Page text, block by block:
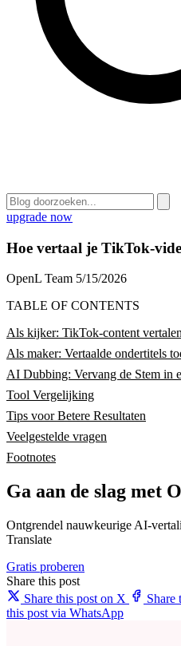
upgrade now
Hoe vertaal je TikTok-
OpenL Team 5/15/2026
TABLE OF CONTENTS
Als kijker: TikTok-content
Als maker: Vertaalde ondertitels
AI Dubbing: Vervang de Stem in
Tool Vergelijking
Tips voor Betere Resultaten
Veelgestelde vragen
Footnotes
Ga aan de slag met
Ontgrendel nauwkeurige AI-
Translate
Gratis proberen
Share this post
Share this post on X
Share
this post via WhatsApp